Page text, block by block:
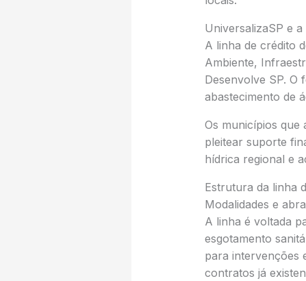
UniversalizaSP e
A linha de crédito
Ambiente,
Desenvolve SP. O
abastecimento de
Os municípios que
pleitear suporte
hídrica regional e
Estrutura da linha
Modalidades e
A linha é voltada
esgotamento
para intervenções
contratos já